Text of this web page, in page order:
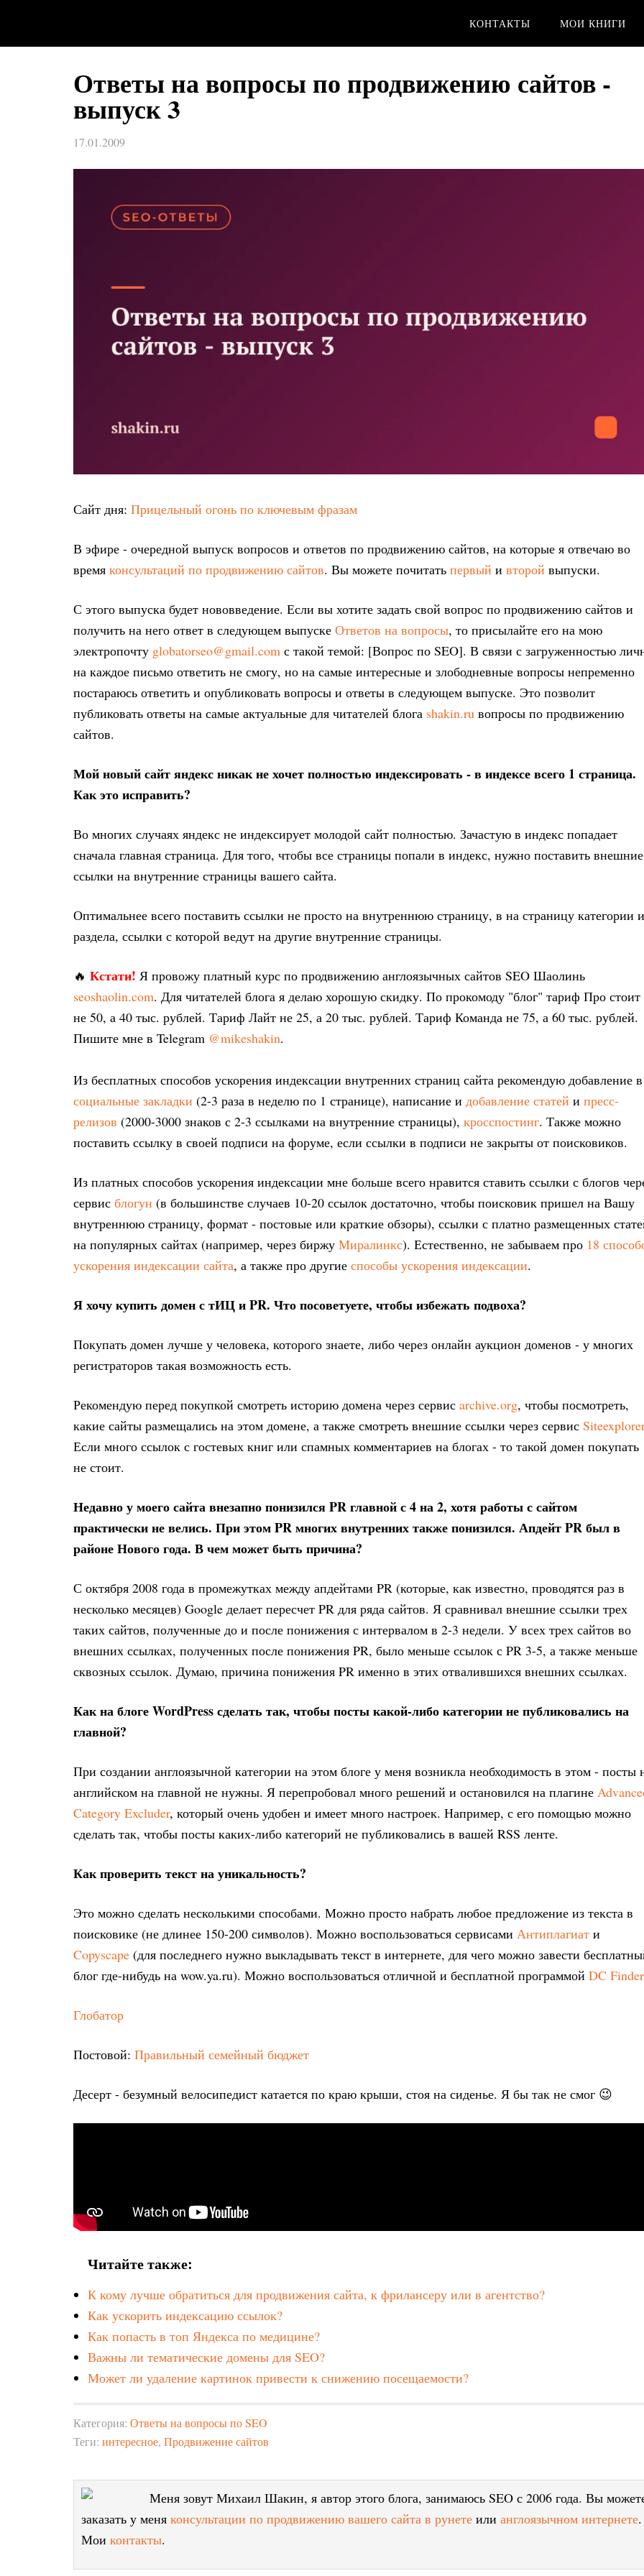
КОНТАКТЫ МОИ КНИГИ
Ответы на вопросы по продвижению сайтов -
выпуск 3
17.01.2009
Сайт дня: Прицельный огонь по ключевым фразам
В эфире - очередной выпуск вопросов и ответов по продвижению сайтов, на которые я отвечаю во
время консультаций по продвижению сайтов. Вы можете почитать первый и второй выпуски.
С этого выпуска будет нововведение. Если вы хотите задать свой вопрос по продвижению сайтов и
получить на него ответ в следующем выпуске Ответов на вопросы, то присылайте его на мою
электропочту globatorseo@gmail.com с такой темой: [Вопрос по SEO]. В связи с загруженностью
на каждое письмо ответить не смогу, но на самые интересные и злободневные вопросы непременно
постараюсь ответить и опубликовать вопросы и ответы в следующем выпуске. Это позволит
публиковать ответы на самые актуальные для читателей блога shakin.ru вопросы по продвижению
сайтов.
Мой новый сайт яндекс никак не хочет полностью индексировать - в индексе всего 1 страница.
Как это исправить?
Во многих случаях яндекс не индексирует молодой сайт полностью. Зачастую в индекс попадает
сначала главная страница. Для того, чтобы все страницы попали в индекс, нужно поставить внешние
ссылки на внутренние страницы вашего сайта.
Оптимальнее всего поставить ссылки не просто на внутреннюю страницу, в на страницу категории и
раздела, ссылки с которой ведут на другие внутренние страницы.
🔥 Кстати! Я провожу платный курс по продвижению англоязычных сайтов SEO Шаолинь
seoshaolin.com. Для читателей блога я делаю хорошую скидку. По прокомоду "блог" тариф Про стоит
не 50, а 40 тыс. рублей. Тариф Лайт не 25, а 20 тыс. рублей. Тариф Команда не 75, а 60 тыс. рублей.
Пишите мне в Telegram @mikeshakin.
Из бесплатных способов ускорения индексации внутренних страниц сайта рекомендую добавление в
социальные закладки (2-3 раза в неделю по 1 странице), написание и добавление статей и пресс-
релизов (2000-3000 знаков с 2-3 ссылками на внутренние страницы), кросспостинг. Также можно
поставить ссылку в своей подписи на форуме, если ссылки в подписи не закрыты от поисковиков.
Из платных способов ускорения индексации мне больше всего нравится ставить ссылки с блогов
сервис блогун (в большинстве случаев 10-20 ссылок достаточно, чтобы поисковик пришел на Вашу
внутреннюю страницу, формат - постовые или краткие обзоры), ссылки с платно размещенных
на популярных сайтах (например, через биржу Миралинкс). Естественно, не забываем про 18
ускорения индексации сайта, а также про другие способы ускорения индексации.
Я хочу купить домен с тИЦ и PR. Что посоветуете, чтобы избежать подвоха?
Покупать домен лучше у человека, которого знаете, либо через онлайн аукцион доменов - у многих
регистраторов такая возможность есть.
Рекомендую перед покупкой смотреть историю домена через сервис archive.org, чтобы посмотреть,
какие сайты размещались на этом домене, а также смотреть внешние ссылки через сервис Siteexplorer
Если много ссылок с гостевых книг или спамных комментариев на блогах - то такой домен покупать
не стоит.
Недавно у моего сайта внезапно понизился PR главной с 4 на 2, хотя работы с сайтом
практически не велись. При этом PR многих внутренних также понизился. Апдейт PR был в
районе Нового года. В чем может быть причина?
С октября 2008 года в промежутках между апдейтами PR (которые, как известно, проводятся раз в
несколько месяцев) Google делает пересчет PR для ряда сайтов. Я сравнивал внешние ссылки трех
таких сайтов, полученные до и после понижения с интервалом в 2-3 недели. У всех трех сайтов во
внешних ссылках, полученных после понижения PR, было меньше ссылок с PR 3-5, а также меньше
сквозных ссылок. Думаю, причина понижения PR именно в этих отвалившихся внешних ссылках.
Как на блоге WordPress сделать так, чтобы посты какой-либо категории не публиковались на
главной?
При создании англоязычной категории на этом блоге у меня возникла необходимость в этом - посты
английском на главной не нужны. Я перепробовал много решений и остановился на плагине
Category Excluder, который очень удобен и имеет много настроек. Например, с его помощью можно
сделать так, чтобы посты каких-либо категорий не публиковались в вашей RSS ленте.
Как проверить текст на уникальность?
Это можно сделать несколькими способами. Можно просто набрать любое предложение из текста в
поисковике (не длинее 150-200 символов). Можно воспользоваться сервисами Антиплагиат и
Copyscape (для последнего нужно выкладывать текст в интернете, для чего можно завести
блог где-нибудь на wow.ya.ru). Можно воспользоваться отличной и бесплатной программой DC Finder
Глобатор
Постовой: Правильный семейный бюджет
Десерт - безумный велосипедист катается по краю крыши, стоя на сиденье. Я бы так не смог 😉
Читайте также:
К кому лучше обратиться для продвижения сайта, к фрилансеру или в агентство?
Как ускорить индексацию ссылок?
Как попасть в топ Яндекса по медицине?
Важны ли тематические домены для SEO?
Может ли удаление картинок привести к снижению посещаемости?
Категория: Ответы на вопросы по SEO
Теги: интересное, Продвижение сайтов
Меня зовут Михаил Шакин, я автор этого блога, занимаюсь SEO с 2006 года. Вы
заказать у меня консультации по продвижению вашего сайта в рунете или англоязычном интернете.
Мои контакты.